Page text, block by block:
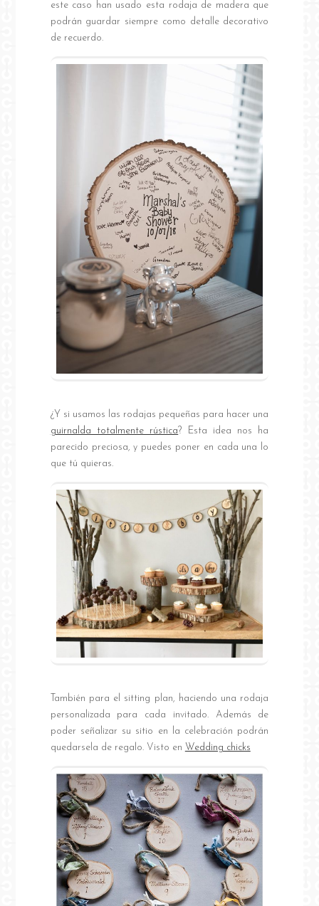
este caso han usado esta rodaja de madera que
podrán guardar siempre como detalle decorativo
de recuerdo.
¿Y si usamos las rodajas pequeñas para hacer una
guirnalda totalmente rústica ? Esta idea nos ha
parecido preciosa, y puedes poner en cada una lo
que tú quieras.
También para el sitting plan, haciendo una rodaja
personalizada para cada invitado. Además de
poder señalizar su sitio en la celebración podrán
quedarsela de regalo. Visto en Wedding chicks